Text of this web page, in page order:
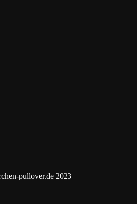
pullover.de 2023